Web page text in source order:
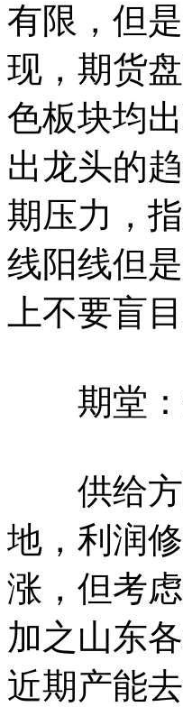
有限，但
现，期货
色板块均
出龙头的
期压力，
线阳线但
上不要盲
期堂：
供给方
地，利润
涨，但考
加之山东
近期产能